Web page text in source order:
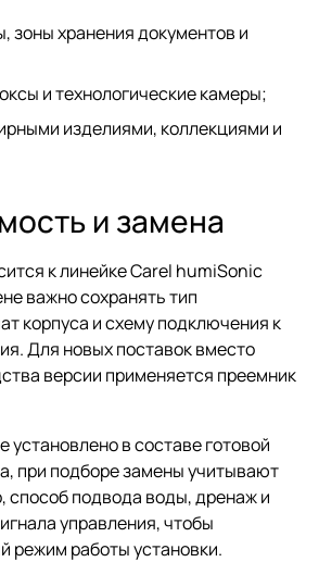
зоны хранения документов и
и технологические камеры;
изделиями, коллекциями и
и замена
к линейке Carel humiSonic
важно сохранять тип
корпуса и схему подключения к
Для новых поставок вместо
версии применяется преемник
установлено в составе готовой
при подборе замены учитывают
способ подвода воды, дренаж и
управления, чтобы
режим работы установки.